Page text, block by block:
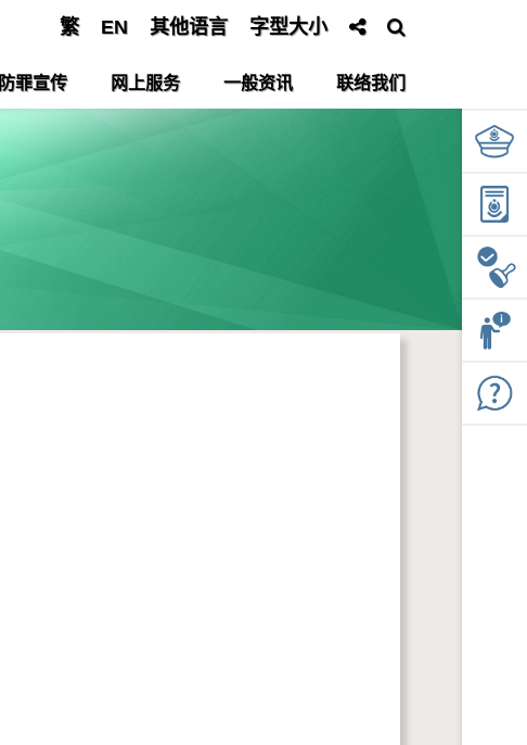
防罪宣传 网上服务 一般资讯 联络我们
繁 EN 其他语言 字型大小